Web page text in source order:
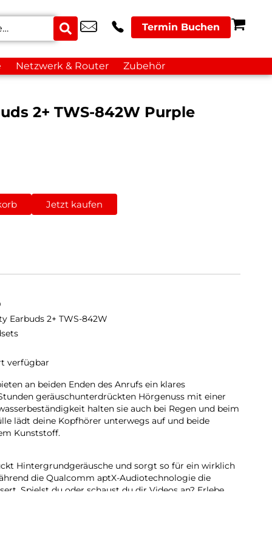
Termin Buchen
Netzwerk & Router Zubehör
2+ TWS-842W Purple
Jetzt kaufen
Earbuds 2+ TWS-842W
verfügbar
an beiden Enden des Anrufs ein klares
geräuschunterdrückten Hörgenuss mit einer
halten sie auch bei Regen und beim
lädt deine Kopfhörer unterwegs auf und beide
Kunststoff.
Hintergrundgeräusche und sorgt so für ein wirklich
die Qualcomm aptX-Audiotechnologie die
Spielst du oder schaust du dir Videos an? Erlebe
Modus.